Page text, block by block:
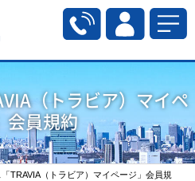
（トラビア）マイペ
会員規約
TRAVIA（トラビア）マイページ」会員規